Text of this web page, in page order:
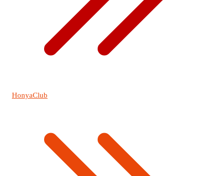
HonyaClub